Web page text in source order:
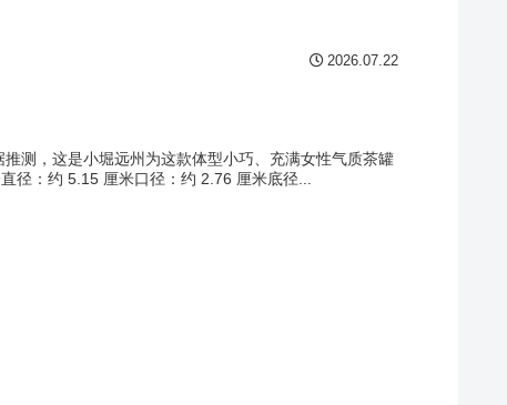
2026.07.22
，这是小堀远州为这款体型小巧、充满女性气质茶罐
：约 5.15 厘米口径：约 2.76 厘米底径...